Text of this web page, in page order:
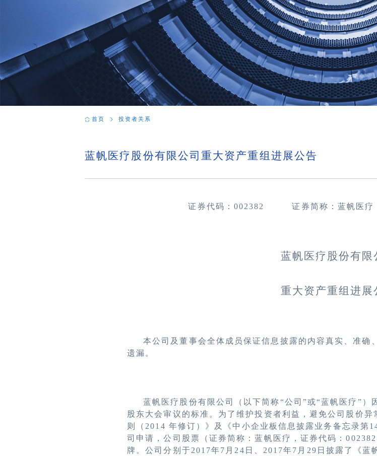
首页 投资者关系
蓝帆医疗股份有限公司重大资产重组进展公告
证券代码： 002382 证券简称：蓝帆医
蓝帆医疗股份有限
重大资产重组进展
本公司及董事会全体成员保证信息披露的内容真实、准确
遗漏。
蓝帆医疗股份有限公司（以下简称“公司”或“蓝帆医疗”）
股东大会审议的标准。为了维护投资者利益，避免公司股价
则（2014 年修订）》及《中小企业板信息披露业务备忘录第
司申请，公司股票（证券简称：蓝帆医疗，证券代码：
牌。公司分别于2017年7月24日、2017年7月29日披露了《蓝